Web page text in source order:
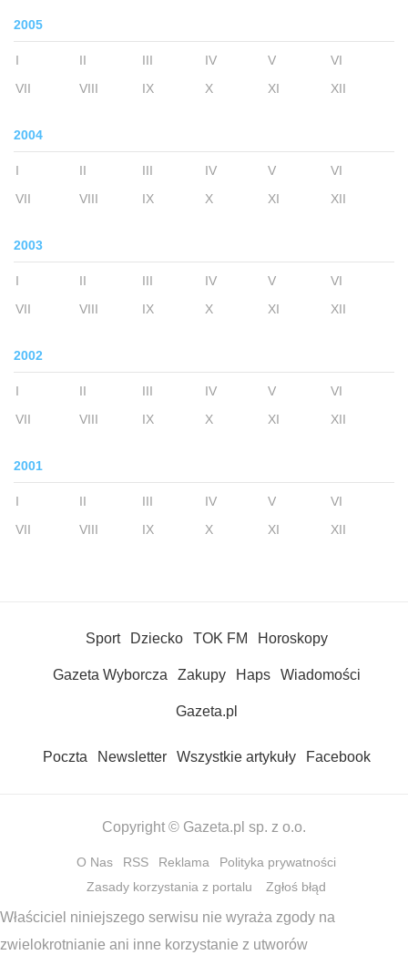
2005
I II III IV V
VI
VII
VIII IX X XI XII
2004
I II III IV V
VI
VII
VIII IX X XI XII
2003
I II III IV V
VI
VII
VIII IX X XI XII
2002
I II III IV V
VI
VII
VIII IX X XI XII
2001
I II III IV V
VI
VII
VIII IX X XI XII
Sport Dziecko TOK FM Horoskopy
Gazeta Wyborcza Zakupy Haps Wiadomości
Gazeta.pl
Poczta Newsletter Wszystkie artykuły Facebook
Copyright © Gazeta.pl sp. z o.o.
O Nas RSS Reklama
Polityka prywatności
Zasady korzystania z portalu
Zgłoś błąd
Właściciel niniejszego serwisu nie wyraża zgody na
zwielokrotnianie ani inne korzystanie z utworów